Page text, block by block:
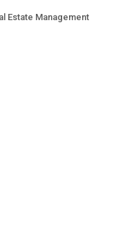
Estate Management